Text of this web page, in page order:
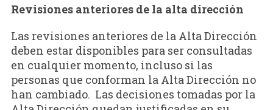
Revisiones anteriores de la alta dirección
Las revisiones anteriores de la Alta Dirección
deben estar disponibles para ser consultadas
en cualquier momento, incluso si las
personas que conforman la Alta Dirección no
han cambiado. Las decisiones tomadas por la